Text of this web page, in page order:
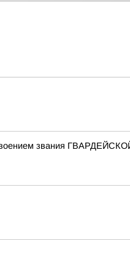
звания